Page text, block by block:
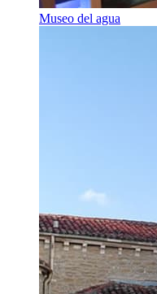
Museo del agua